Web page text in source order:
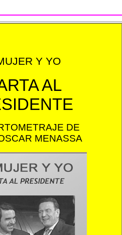
Y YO
AL
DE
MENASSA